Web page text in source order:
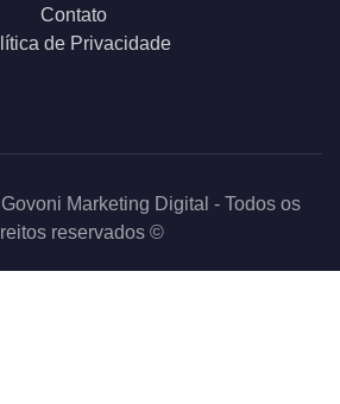
Contato
de Privacidade
Marketing Digital - Todos os
reservados ©